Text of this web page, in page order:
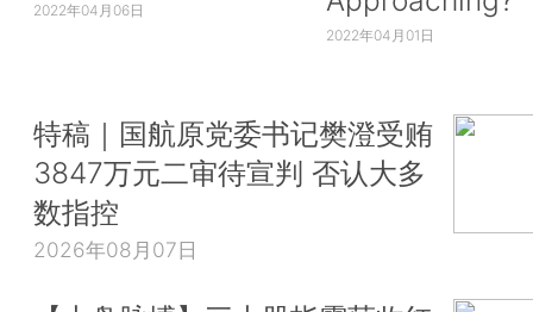
2022年04月06日
2022年04月01日
特稿｜国航原党委书记樊澄受贿
3847万元二审待宣判 否认大多
数指控
2026年08月07日